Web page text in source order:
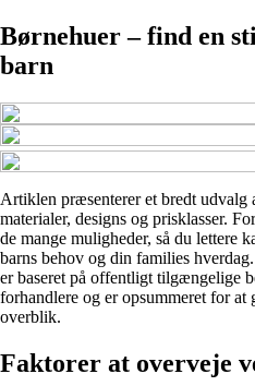
Børnehuer – find en
barn
Artiklen præsenterer et bredt udvalg
materialer, designs og prisklasser.
de mange muligheder, så du lettere
barns behov og din families
er baseret på offentligt tilgængelige
forhandlere og er opsummeret for
overblik.
Faktorer at overveje